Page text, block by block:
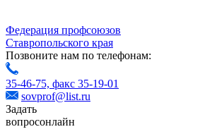
Федерация профсоюзов
Ставропольского края
Позвоните нам по телефонам:
35-46-75, факс 35-19-01
sovprof@list.ru
Задать
вопросонлайн